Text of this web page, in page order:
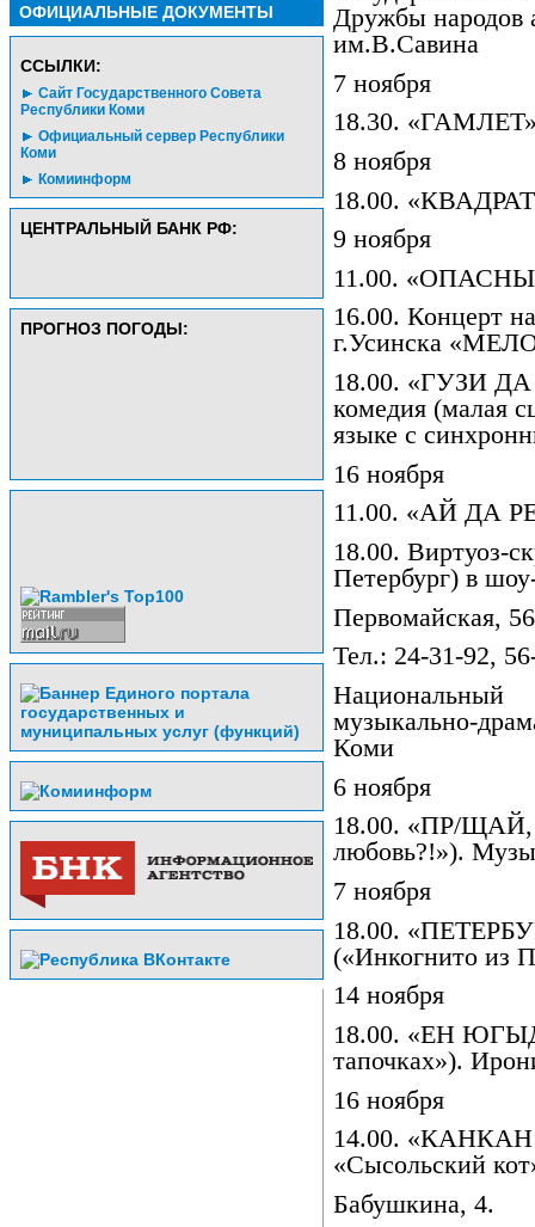
ОФИЦИАЛЬНЫЕ ДОКУМЕНТЫ
CСЫЛКИ:
Сайт Государственного Совета
Республики Коми
Официальный сервер Республики
Коми
Комиинформ
ЦЕНТРАЛЬНЫЙ БАНК РФ:
ПРОГНОЗ ПОГОДЫ:
Дружбы народов
им.В.Савина
7 ноября
18.30.
8 ноября
18.00.
9 ноября
11.00.
16.00. Концерт
г.Усинска
18.00. «ГУЗИ ДА
комедия (малая
языке с
16 ноября
11.00. «АЙ ДА
18.00. Виртуоз-
Петербург) в
Первомайская,
Тел.: 24-31-92,
Национальный
музыкально-
Коми
6 ноября
18.00. «ПР/
любовь?!»).
7 ноября
18.00.
(«Инкогнито из
14 ноября
18.00. «ЕН
тапочках»).
16 ноября
14.00.
«Сысольский
Бабушкина, 4.